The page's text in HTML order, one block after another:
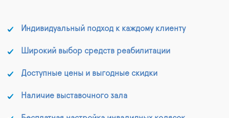
Индивидуальный подход к каждому клиенту
Широкий выбор средств реабилитации
Доступные цены и выгодные скидки
Наличие выставочного зала